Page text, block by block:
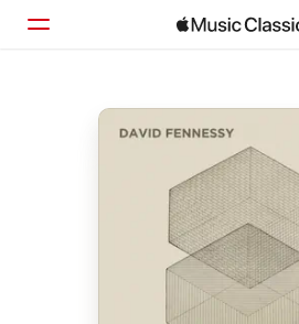
Accueil